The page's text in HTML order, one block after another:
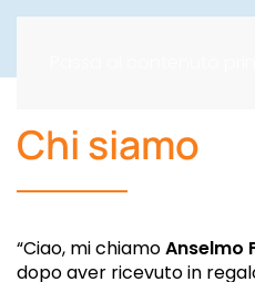
Chi siamo
“Ciao, mi chiamoAnselmo
dopo aver ricevuto in